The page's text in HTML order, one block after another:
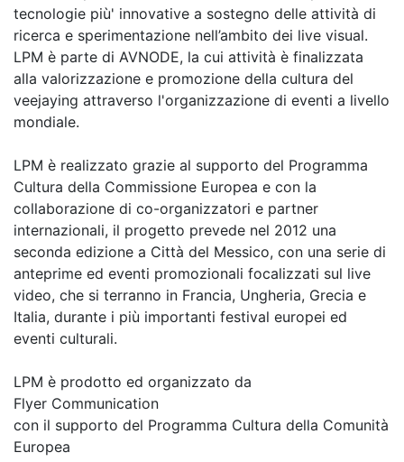
tecnologie più' innovative a sostegno delle attività di
ricerca e sperimentazione nell’ambito dei live visual.
LPM è parte di AVNODE, la cui attività è finalizzata
alla valorizzazione e promozione della cultura del
veejaying attraverso l'organizzazione di eventi a livello
mondiale.
LPM è realizzato grazie al supporto del Programma
Cultura della Commissione Europea e con la
collaborazione di co-organizzatori e partner
internazionali, il progetto prevede nel 2012 una
seconda edizione a Città del Messico, con una serie di
anteprime ed eventi promozionali focalizzati sul live
video, che si terranno in Francia, Ungheria, Grecia e
Italia, durante i più importanti festival europei ed
eventi culturali.
LPM è prodotto ed organizzato da
Flyer Communication
con il supporto del Programma Cultura della Comunità
Europea